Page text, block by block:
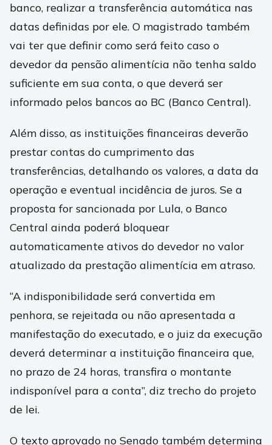
banco, realizar a transferência automática nas
datas definidas por ele. O magistrado também
vai ter que definir como será feito caso o
devedor da pensão alimentícia não tenha saldo
suficiente em sua conta, o que deverá ser
informado pelos bancos ao BC (Banco Central).
Além disso, as instituições financeiras deverão
prestar contas do cumprimento das
transferências, detalhando os valores, a data da
operação e eventual incidência de juros. Se a
proposta for sancionada por Lula, o Banco
Central ainda poderá bloquear
automaticamente ativos do devedor no valor
atualizado da prestação alimentícia em atraso.
“A indisponibilidade será convertida em
penhora, se rejeitada ou não apresentada a
manifestação do executado, e o juiz da execução
deverá determinar a instituição financeira que,
no prazo de 24 horas, transfira o montante
indisponível para a conta”, diz trecho do projeto
de lei.
O texto aprovado no Senado também determina